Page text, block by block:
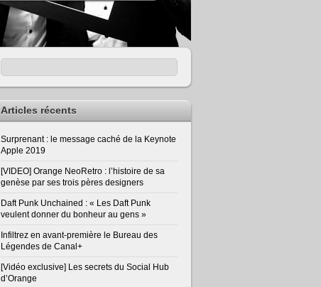
Articles récents
Surprenant : le message caché de la Keynote
Apple 2019
[VIDEO] Orange NeoRetro : l’histoire de sa
genèse par ses trois pères designers
Daft Punk Unchained : « Les Daft Punk
veulent donner du bonheur au gens »
Infiltrez en avant-première le Bureau des
Légendes de Canal+
[Vidéo exclusive] Les secrets du Social Hub
d’Orange